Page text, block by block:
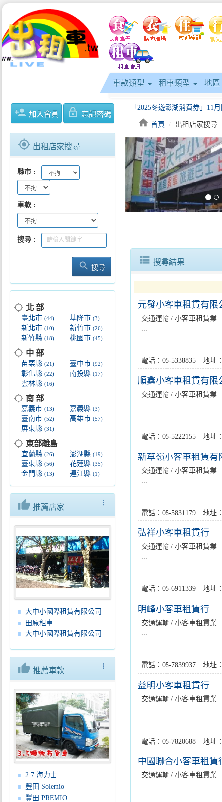
車款類型 租車類型 地區
person_add 加入會員 lock_outline 忘記密碼
gps_fixed 出租店家搜尋
縣市
車款
搜尋
search 搜尋
location_searching 北 部
臺北市 (44) 基隆市(3)
新北市 (10) 新竹市(26)
新竹縣 (18) 桃園市(45)
location_searching 中 部
苗栗縣 (21) 臺中市(92)
彰化縣 (22) 南投縣(17)
雲林縣 (16)
location_searching 南 部
嘉義市 (13) 嘉義縣(3)
臺南市 (52) 高雄市(57)
屏東縣 (31)
location_searching 東部離島
宜蘭縣 (26) 澎湖縣(19)
臺東縣 (56) 花蓮縣(35)
金門縣 (13) 連江縣(1)
more_vert
thumb_up 推薦店家
大中小國際租賃有限公司
田原租車
大中小國際租賃有限公司
more_vert
thumb_up 推薦車款
2.7 海力士
豐田 Solemio
豐田 PREMIO
home 首頁 出租店家搜尋
keyboard_arrow_left
view_list 搜尋結果
元發小客車租賃有限
交通運輸 / 小客車租賃業
電話：05-5338835 地址
順鑫小客車租賃有限
交通運輸 / 小客車租賃業
...
電話：05-5222155 地址
新草嶺小客車租賃有
交通運輸 / 小客車租賃業
電話：05-5831179 地址
弘祥小客車租賃行
交通運輸 / 小客車租賃業
...
電話：05-6911339 地址
明峰小客車租賃行
交通運輸 / 小客車租賃業
電話：05-7839937 地址
益明小客車租賃行
交通運輸 / 小客車租賃業
電話：05-7820688 地址
中國聯合小客車租賃
交通運輸 / 小客車租賃業
...